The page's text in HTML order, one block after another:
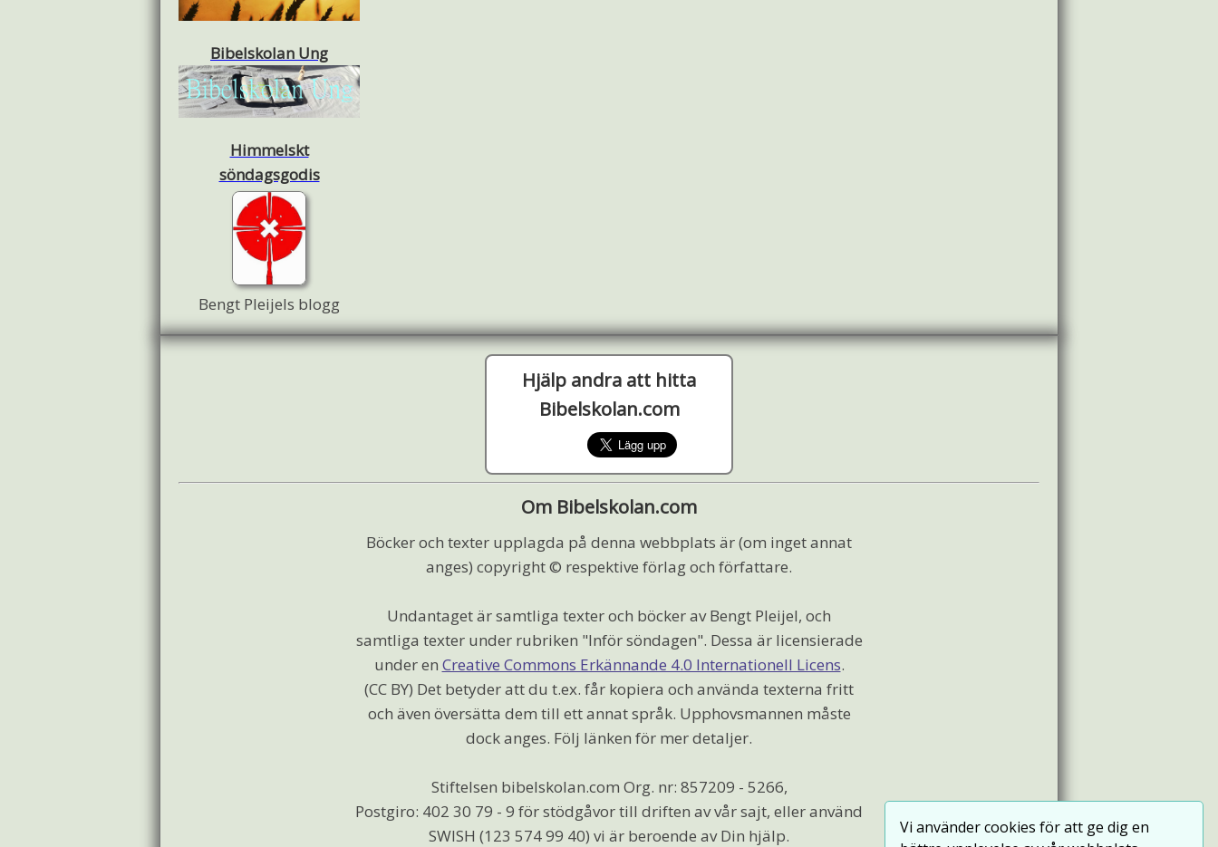
Vi använder cookies för att ge dig en
Bibelskolan Ung
Himmelskt
söndagsgodis
Bengt Pleijels blogg
Hjälp andra att hitta
Bibelskolan.com
Om Bibelskolan.com
Böcker och texter upplagda på denna webbplats är (om inget annat
anges) copyright © respektive förlag och författare.
Undantaget är samtliga texter och böcker av Bengt Pleijel, och
samtliga texter under rubriken "Inför söndagen". Dessa är licensierade
under en Creative Commons Erkännande 4.0 Internationell Licens.
(CC BY) Det betyder att du t.ex. får kopiera och använda texterna fritt
och även översätta dem till ett annat språk. Upphovsmannen måste
dock anges. Följ länken för mer detaljer.
Stiftelsen bibelskolan.com Org. nr: 857209 - 5266,
Postgiro: 402 30 79 - 9 för stödgåvor till driften av vår sajt, eller använd
SWISH (123 574 99 40) vi är beroende av Din hjälp.